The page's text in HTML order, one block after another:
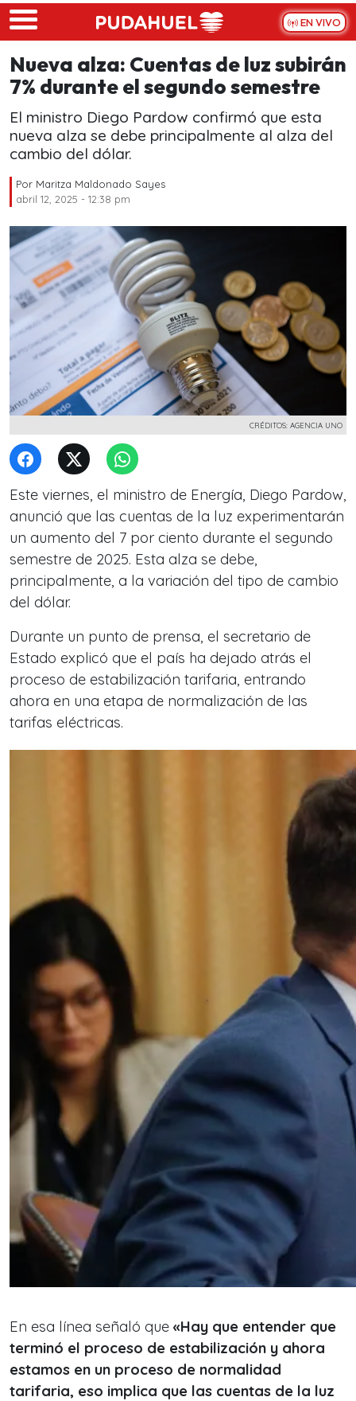
Skip to main content
EN VIVO
Nueva alza: Cuentas de luz subirán
7% durante el segundo semestre
El ministro Diego Pardow confirmó que esta
nueva alza se debe principalmente al alza del
cambio del dólar.
Por Maritza Maldonado Sayes
abril 12, 2025 - 12:38 pm
CRÉDITOS: AGENCIA UNO
Este viernes, el ministro de Energía, Diego Pardow,
anunció que las cuentas de la luz experimentarán
un aumento del 7 por ciento durante el segundo
semestre de 2025. Esta alza se debe,
principalmente, a la variación del tipo de cambio
del dólar.
Durante un punto de prensa, el secretario de
Estado explicó que el país ha dejado atrás el
proceso de estabilización tarifaria, entrando
ahora en una etapa de normalización de las
tarifas eléctricas.
En esa línea señaló que «Hay que entender que
terminó el proceso de estabilización y ahora
estamos en un proceso de normalidad
tarifaria, eso implica que las cuentas de la luz